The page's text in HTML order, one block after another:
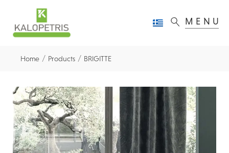
MENU
Home / Products / BRIGITTE